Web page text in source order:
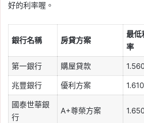
好的利率喔。
銀行名稱 房貸方案
最低
率
第一銀行 購屋貸款
兆豐銀行
優利方案
國泰世華銀
行
A+尊榮方案